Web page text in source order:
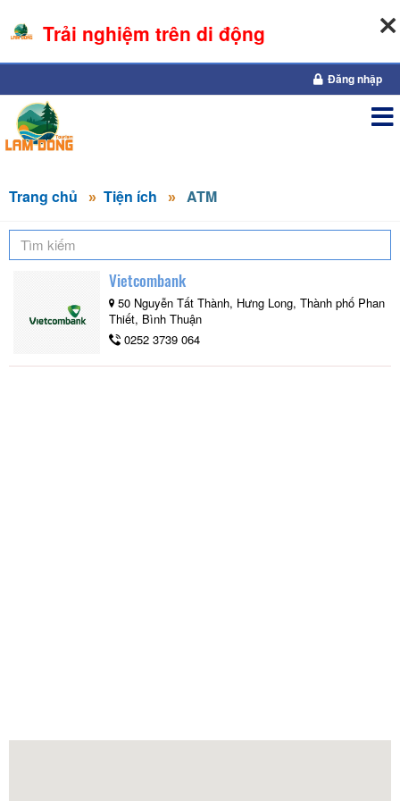
10-08-2026, 11:36:25
Đăng nhập
Trang chủ Tiện ích ATM
Vietcombank
50 Nguyễn Tất Thành, Hưng Long, Thành phố Phan
Thiết, Bình Thuận
0252 3739 064
Trải nghiệm trên di động